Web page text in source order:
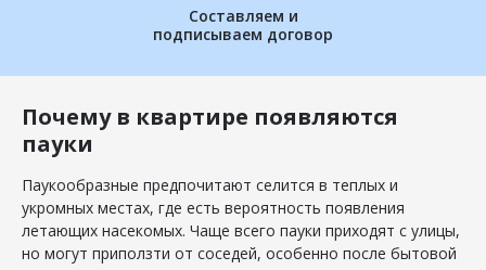
Составляем и
подписываем договор
Почему в квартире появляются
пауки
Паукообразные предпочитают селится в теплых и
укромных местах, где есть вероятность появления
летающих насекомых. Чаще всего пауки приходят с улицы,
но могут приползти от соседей, особенно после бытовой